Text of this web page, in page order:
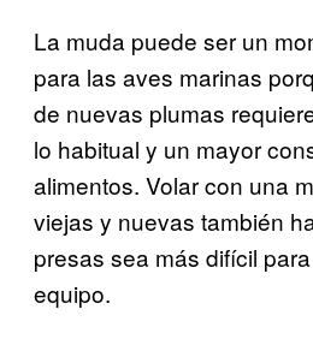
La muda puede ser un
para las aves marinas
de nuevas plumas
lo habitual y un mayor
alimentos. Volar con una
viejas y nuevas también
presas sea más difícil
equipo.